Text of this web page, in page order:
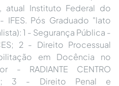
atual Instituto Federal do
IFES. Pós Graduado "lato
1 - Segurança Pública -
2 - Direito Processual
em Docência no
- RADIANTE CENTRO
3 - Direito Penal e